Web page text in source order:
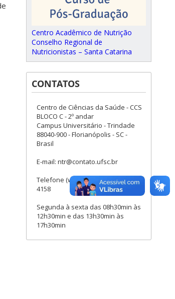
Centro Acadêmico de Nutrição
Conselho Regional de
Nutricionistas – Santa Catarina
CONTATOS
Centro de Ciências da Saúde - CCS
BLOCO C - 2º andar
Campus Universitário - Trindade
88040-900 - Florianópolis - SC -
Brasil
E-mail: ntr@contato.ufsc.br
Telefone (whatsapp): (48) 3721-
4158
Segunda à sexta das 08h30min às
12h30min e das 13h30min às
17h30min